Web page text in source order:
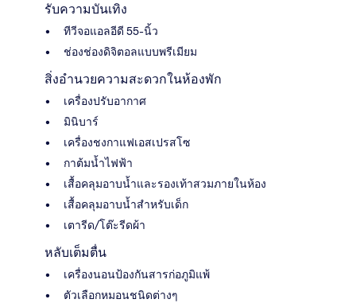
รับความบันเทิง
ทีวีจอแอลอีดี 55-นิ้ว
ช่องช่องดิจิตอลแบบพรีเมียม
สิ่งอำนวยความสะดวกในห้องพัก
เครื่องปรับอากาศ
มินิบาร์
เครื่องชงกาแฟเอสเปรสโซ
กาต้มน้ำไฟฟ้า
เสื้อคลุมอาบน้ำและรองเท้าสวมภายในห้อง
เสื้อคลุมอาบน้ำสำหรับเด็ก
เตารีด/โต๊ะรีดผ้า
หลับเต็มตื่น
เครื่องนอนป้องกันสารก่อภูมิแพ้
ตัวเลือกหมอนชนิดต่างๆ